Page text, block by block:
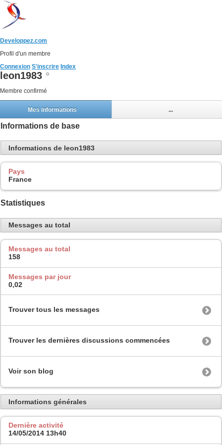
Developpez.com
Profil d'un membre
Connexion S'inscrire Index
leon1983
Membre confirmé
Mes informations ...
Informations de base
Informations de leon1983
Pays
France
Statistiques
Messages au total
Messages au total
158
Messages par jour
0,02
Trouver tous les messages
Trouver les dernières discussions commencées
Voir son blog
Informations générales
Dernière activité
14/05/2014 13h40